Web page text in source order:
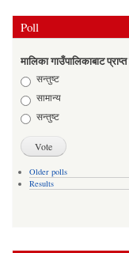
Poll
मालिका गाउँपालिकाबाट
Choices
सन्तुष्ट
सामान्य
सन्तुष्ट
Older polls
Results